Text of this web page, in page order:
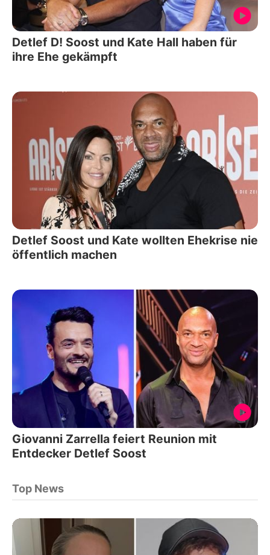
Detlef D! Soost und Kate Hall haben für
ihre Ehe gekämpft
Detlef Soost und Kate wollten Ehekrise nie
öffentlich machen
Giovanni Zarrella feiert Reunion mit
Entdecker Detlef Soost
Top News